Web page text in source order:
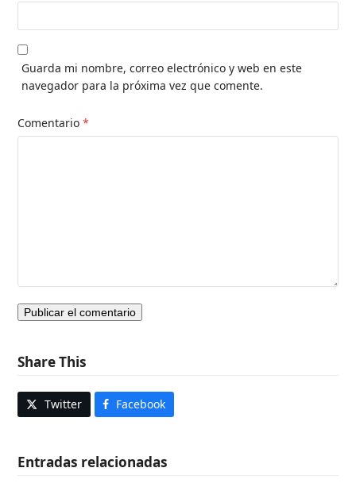
Guarda mi nombre, correo electrónico y web en este
navegador para la próxima vez que comente.
Comentario*
Share This
Twitter Facebook
Entradas relacionadas